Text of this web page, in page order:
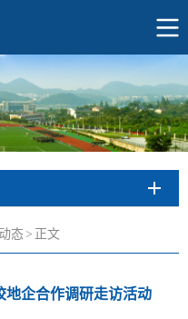
态> 正文
地企合作调研走访活动